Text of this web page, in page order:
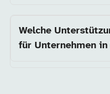
Welche
für Unternehmen